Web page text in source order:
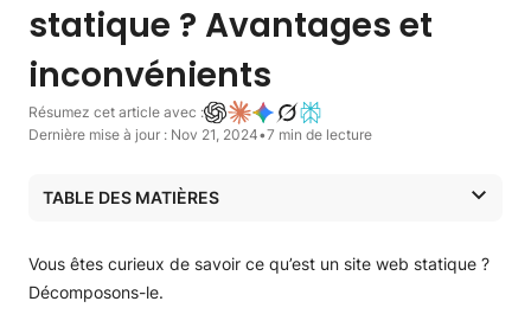
statique ? Avantages et
inconvénients
Résumez cet article avec :
Dernière mise à jour : Nov 21, 2024•7 min de lecture
TABLE DES MATIÈRES
Exemples de sites web statiques
Comparaison : pages statiques et pages dynamiques
Vous êtes curieux de savoir ce qu’est un site web statique ?
Décomposons-le.